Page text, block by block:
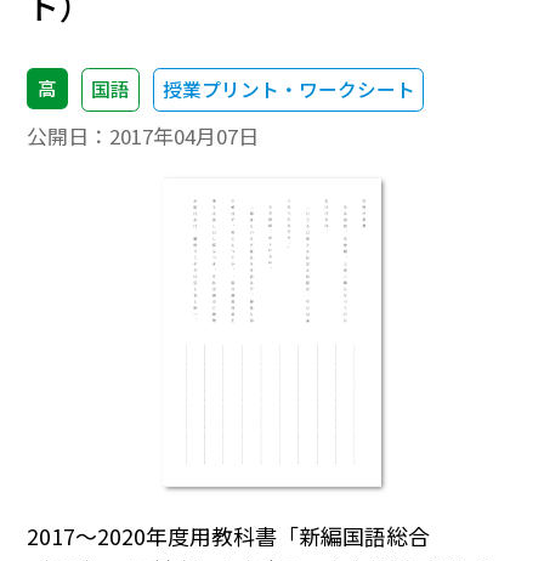
高 国語 授業プリント・ワークシート
公開日： 2017年04月07日
2017～2020年度用教科書「新編国語総合